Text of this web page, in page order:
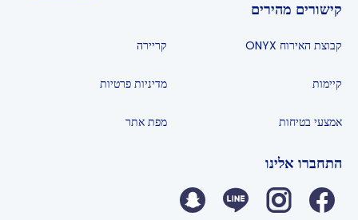
קישורים מהירים
קבוצת האירוח ONYX
קיימות
אמצעי בטיחות
קריירה
מדיניות פרטיות
מפת אתר
התחברו אלינו